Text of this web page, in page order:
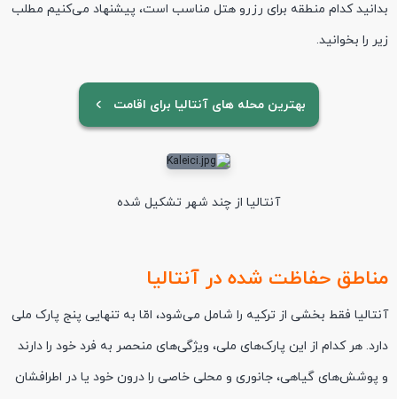
بدانید کدام منطقه برای رزرو هتل مناسب است، پیشنهاد می‌کنیم مطلب
زیر را بخوانید.
بهترین محله های آنتالیا برای اقامت
آنتالیا از چند شهر تشکیل شده
مناطق حفاظت شده در آنتالیا
آنتالیا فقط بخشی از ترکیه را شامل می‌شود، امّا به تنهایی پنج پارک ملی
دارد. هر کدام از این پارک‌های ملی، ویژگی‌های منحصر به فرد خود را دارند
و پوشش‌های گیاهی، جانوری و محلی خاصی را درون خود یا در اطرافشان